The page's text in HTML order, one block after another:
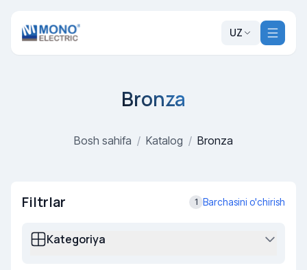
UZ
Bronza
Bosh sahifa / Katalog / Bronza
Filtrlar 1 Barchasini o'chirish
Kategoriya